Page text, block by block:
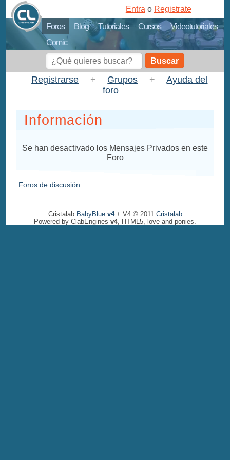
Foros Blog Tutoriales Cursos
Videotutoriales
Comic
Entra o Registrate
Buscar
Registrarse + Grupos +
Ayuda del
foro
Información
Se han desactivado los Mensajes Privados en este
Foro
Foros de discusión
Cristalab BabyBlue v4+ V4 © 2011 Cristalab
Powered by ClabEngines v4, HTML5, love and ponies.